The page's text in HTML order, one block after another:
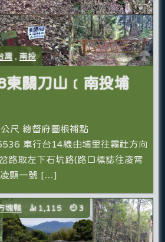
灣 , 南投
關刀山﹝南投埔
尺 總督府圖根補點
車行台14線由埔里往霧社方向
路取左下石坑路(路口標誌往凌霄
凌顯一號 […]
塊鴨 1,115 3